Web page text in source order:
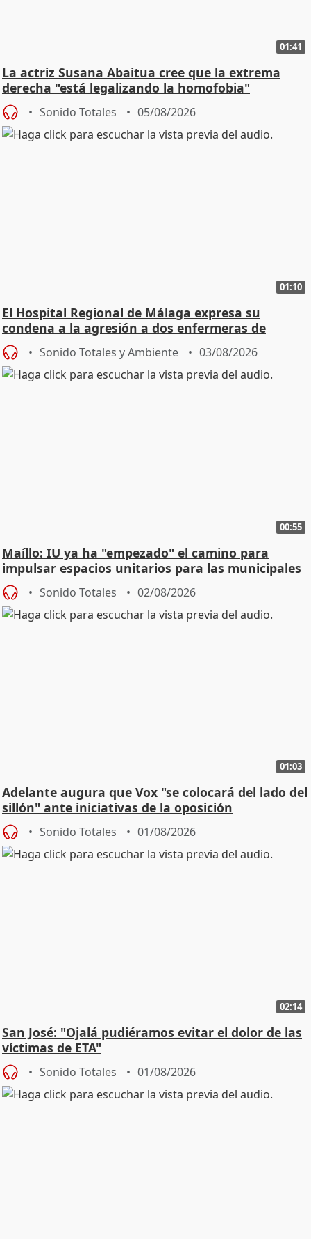
01:41
La actriz Susana Abaitua cree que la extrema
derecha "está legalizando la homofobia"
Sonido Totales 05/08/2026
01:10
El Hospital Regional de Málaga expresa su
condena a la agresión a dos enfermeras de
Urgencias
Sonido Totales y Ambiente 03/08/2026
00:55
Maíllo: IU ya ha "empezado" el camino para
impulsar espacios unitarios para las municipales
Sonido Totales 02/08/2026
01:03
Adelante augura que Vox "se colocará del lado del
sillón" ante iniciativas de la oposición
Sonido Totales 01/08/2026
02:14
San José: "Ojalá pudiéramos evitar el dolor de las
víctimas de ETA"
Sonido Totales 01/08/2026